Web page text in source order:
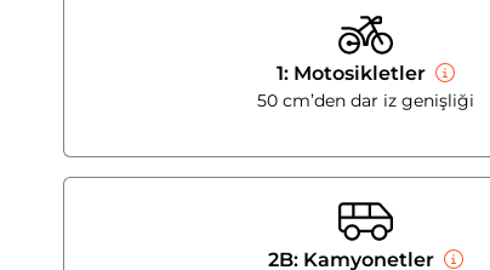
1: Motosikletler
50 cm’den dar iz genişliği
2B: Kamyonetler